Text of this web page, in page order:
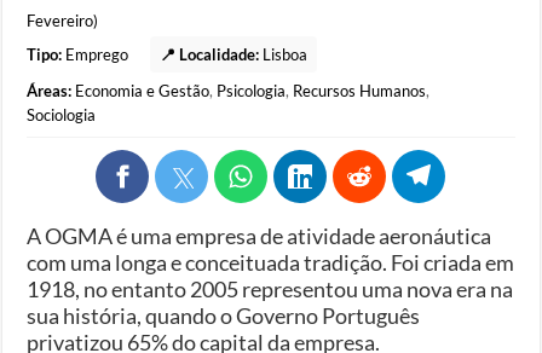
Fevereiro)
Tipo: Emprego 📍 Localidade: Lisboa
Áreas: Economia e Gestão, Psicologia, Recursos Humanos,
Sociologia
A OGMA é uma empresa de atividade aeronáutica
com uma longa e conceituada tradição. Foi criada em
1918, no entanto 2005 representou uma nova era na
sua história, quando o Governo Português
privatizou 65% do capital da empresa.